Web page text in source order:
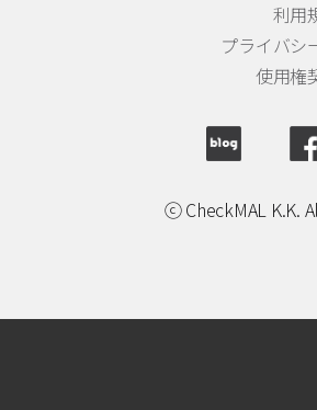
利用
プライバシ
使用権
ⓒ CheckMAL K.K.